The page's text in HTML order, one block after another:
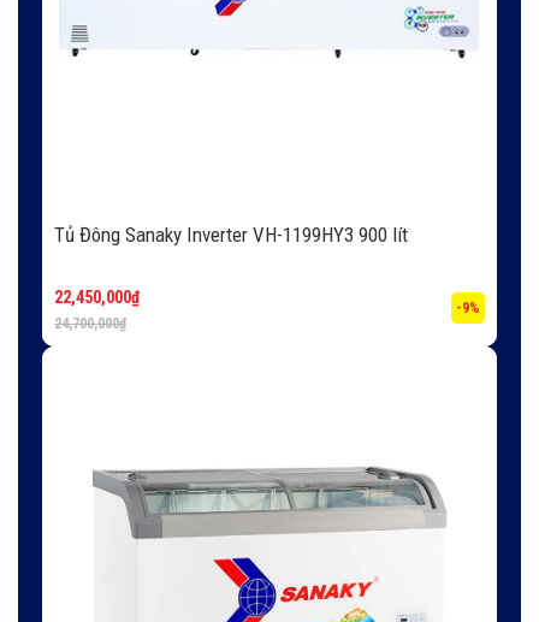
Tủ Đông Sanaky Inverter VH-1199HY3 900 lít
24,700,000₫
22,450,000₫
-9%